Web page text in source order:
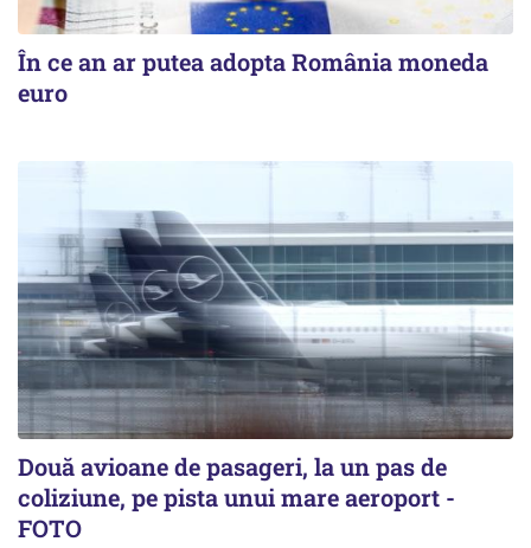
În ce an ar putea adopta România moneda
euro
Două avioane de pasageri, la un pas de
coliziune, pe pista unui mare aeroport -
FOTO